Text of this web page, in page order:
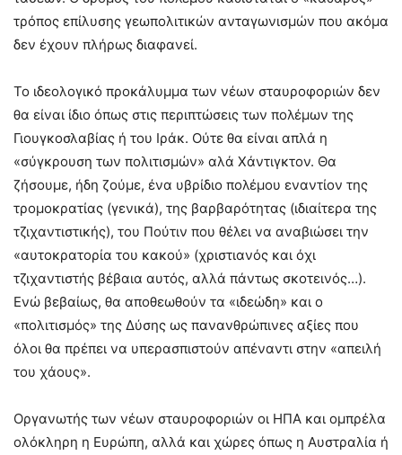
τρόπος επίλυσης γεωπολιτικών ανταγωνισμών που ακόμα
δεν έχουν πλήρως διαφανεί.
Το ιδεολογικό προκάλυμμα των νέων σταυροφοριών δεν
θα είναι ίδιο όπως στις περιπτώσεις των πολέμων της
Γιουγκοσλαβίας ή του Ιράκ. Ούτε θα είναι απλά η
«σύγκρουση των πολιτισμών» αλά Χάντιγκτον. Θα
ζήσουμε, ήδη ζούμε, ένα υβρίδιο πολέμου εναντίον της
τρομοκρατίας (γενικά), της βαρβαρότητας (ιδιαίτερα της
τζιχαντιστικής), του Πούτιν που θέλει να αναβιώσει την
«αυτοκρατορία του κακού» (χριστιανός και όχι
τζιχαντιστής βέβαια αυτός, αλλά πάντως σκοτεινός…).
Ενώ βεβαίως, θα αποθεωθούν τα «ιδεώδη» και ο
«πολιτισμός» της Δύσης ως πανανθρώπινες αξίες που
όλοι θα πρέπει να υπερασπιστούν απέναντι στην «απειλή
του χάους».
Οργανωτής των νέων σταυροφοριών οι ΗΠΑ και ομπρέλα
ολόκληρη η Ευρώπη, αλλά και χώρες όπως η Αυστραλία ή